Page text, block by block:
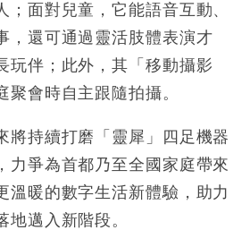
；面對兒童，它能語音互動、
，還可通過靈活肢體表演才
玩伴；此外，其「移動攝影
聚會時自主跟隨拍攝。
將持續打磨「靈犀」四足機器
力爭為首都乃至全國家庭帶來
溫暖的數字生活新體驗，助力
地邁入新階段。